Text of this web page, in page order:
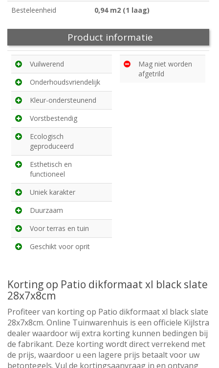
Besteleenheid
0,94 m2 (1 laag)
Product informatie
Vuilwerend
Onderhoudsvriendelijk
Kleur-ondersteunend
Vorstbestendig
Ecologisch
geproduceerd
Esthetisch en
functioneel
Uniek karakter
Duurzaam
Voor terras en tuin
Geschikt voor oprit
Mag niet worden
afgetrild
Korting op Patio dikformaat xl black slate
28x7x8cm
Profiteer van korting op Patio dikformaat xl black slate
28x7x8cm. Online Tuinwarenhuis is een officiele Kijlstra
dealer waardoor wij extra korting kunnen bedingen bij
de fabrikant. Deze korting wordt direct verrekend met
de prijs, waardoor u een lagere prijs betaalt voor uw
betontegels. Vul de kortingsaanvraag in en ontvang